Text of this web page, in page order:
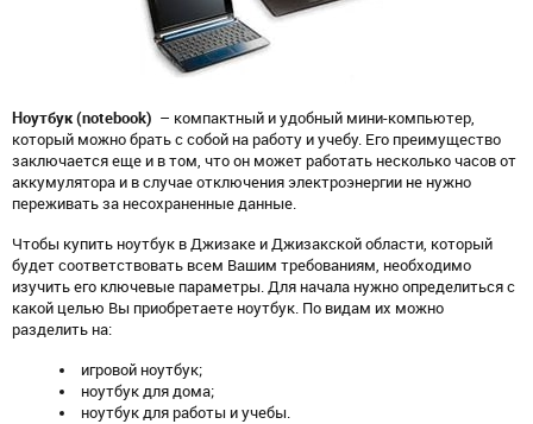
Ноутбук (notebook) – компактный и удобный мини-компьютер,
который можно брать с собой на работу и учебу. Его преимущество
заключается еще и в том, что он может работать несколько часов от
аккумулятора и в случае отключения электроэнергии не нужно
переживать за несохраненные данные.
Чтобы купить ноутбук в Джизаке и Джизакской области, который
будет соответствовать всем Вашим требованиям, необходимо
изучить его ключевые параметры. Для начала нужно определиться с
какой целью Вы приобретаете ноутбук. По видам их можно
разделить на:
игровой ноутбук;
ноутбук для дома;
ноутбук для работы и учебы.